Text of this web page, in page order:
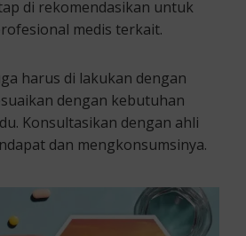
di rekomendasikan untuk
medis terkait.
harus di lakukan dengan
dengan kebutuhan
Konsultasikan dengan ahli
dan mengkonsumsinya.